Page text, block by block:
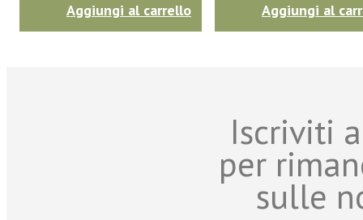
Aggiungi al carrello Aggiungi al
Iscriviti
per
sulle